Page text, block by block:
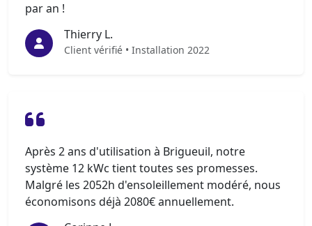
par an !
Thierry L.
Client vérifié • Installation 2022
Après 2 ans d'utilisation à Brigueuil, notre
système 12 kWc tient toutes ses promesses.
Malgré les 2052h d'ensoleillement modéré, nous
économisons déjà 2080€ annuellement.